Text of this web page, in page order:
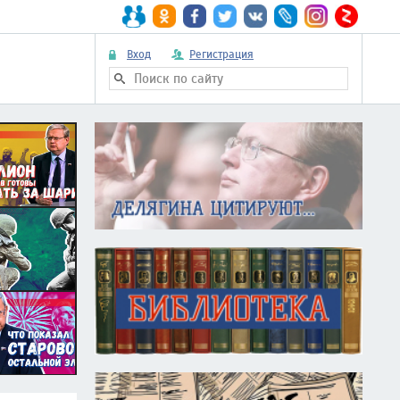
Вход Регистрация